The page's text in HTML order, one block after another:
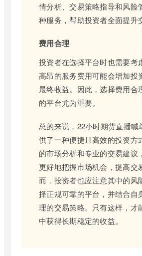
情分析、交易策略指导和风险
种服务，帮助投资者全面提升
费用合理
投资者在选择平台时也需要考
高昂的服务费用可能会增加投
最终收益。因此，选择费用合
的平台尤为重要。
总的来说，22小时期货直播喊
供了一种便捷且高效的投资方
的市场分析和专业的交易建议
更好地把握市场机会，提高交
而，投资者也应注意其中的风
择正规可靠的平台，并结合自
理的交易策略。只有这样，才
中获得长期稳定的收益。